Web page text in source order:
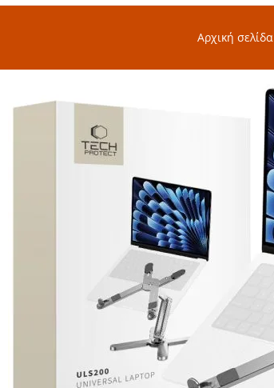
Αρχική σελίδα